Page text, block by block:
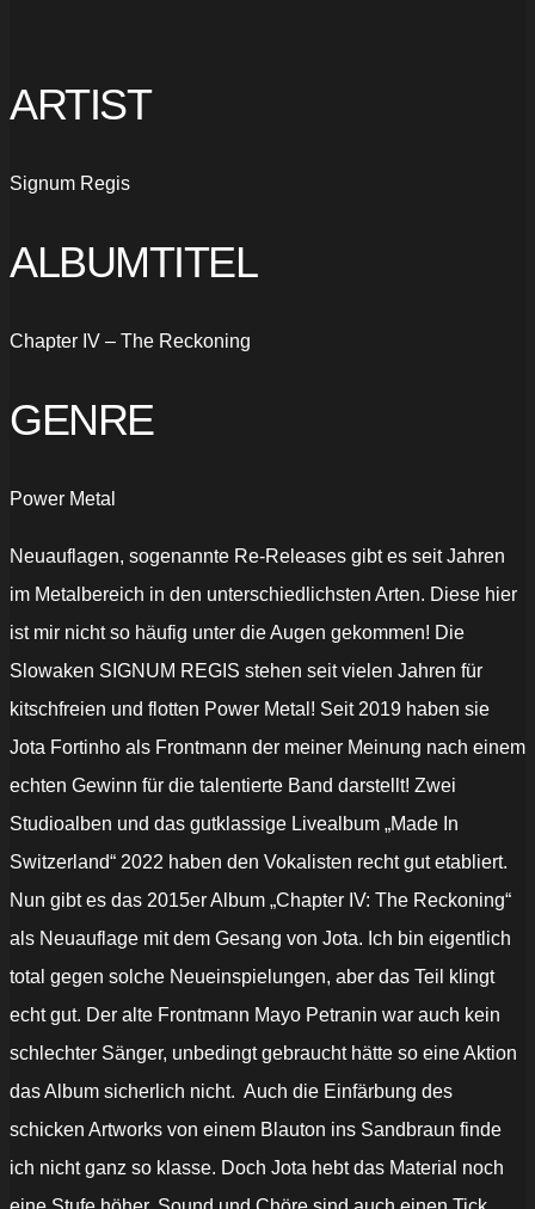
ARTIST
Signum Regis
ALBUMTITEL
Chapter IV – The Reckoning
GENRE
Power Metal
Neuauflagen, sogenannte Re-Releases gibt es seit Jahren
im Metalbereich in den unterschiedlichsten Arten. Diese hier
ist mir nicht so häufig unter die Augen gekommen! Die
Slowaken SIGNUM REGIS stehen seit vielen Jahren für
kitschfreien und flotten Power Metal! Seit 2019 haben sie
Jota Fortinho als Frontmann der meiner Meinung nach einem
echten Gewinn für die talentierte Band darstellt! Zwei
Studioalben und das gutklassige Livealbum „Made In
Switzerland“ 2022 haben den Vokalisten recht gut etabliert.
Nun gibt es das 2015er Album „Chapter IV: The Reckoning“
als Neuauflage mit dem Gesang von Jota. Ich bin eigentlich
total gegen solche Neueinspielungen, aber das Teil klingt
echt gut. Der alte Frontmann Mayo Petranin war auch kein
schlechter Sänger, unbedingt gebraucht hätte so eine Aktion
das Album sicherlich nicht. Auch die Einfärbung des
schicken Artworks von einem Blauton ins Sandbraun finde
ich nicht ganz so klasse. Doch Jota hebt das Material noch